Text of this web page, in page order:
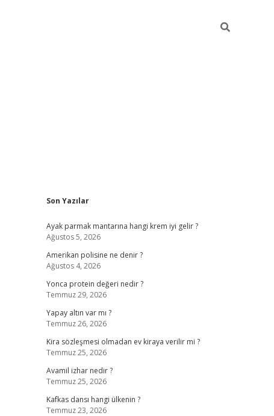
Sidebar
Son Yazılar
Ayak parmak mantarına hangi krem iyi gelir ?
Ağustos 5, 2026
Amerikan polisine ne denir ?
Ağustos 4, 2026
Yonca protein değeri nedir ?
Temmuz 29, 2026
Yapay altın var mı ?
Temmuz 26, 2026
Kira sözleşmesi olmadan ev kiraya verilir mi ?
Temmuz 25, 2026
Avamil izhar nedir ?
Temmuz 25, 2026
Kafkas dansı hangi ülkenin ?
Temmuz 23, 2026